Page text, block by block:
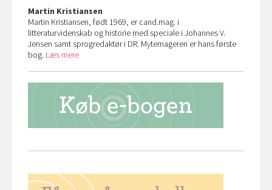
Martin Kristiansen
Martin Kristiansen, født 1969, er cand.mag. i
litteraturvidenskab og historie med speciale i Johannes V.
Jensen samt sprogredaktør i DR. Mytemageren er hans første
bog. Læs mere